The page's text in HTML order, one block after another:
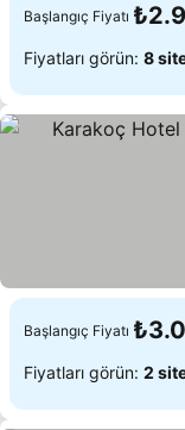
Başlangıç Fiyatı
Fiyatları görün: 8
Başlangıç Fiyatı
Fiyatları görün: 2